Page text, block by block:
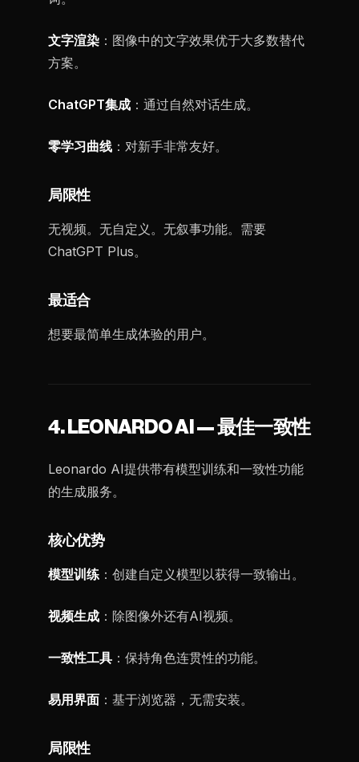
文字渲染 ：图像中的文字效果优于大多数替代
方案。
ChatGPT集成 ：通过自然对话生成。
零学习曲线 ：对新手非常友好。
局限性
无视频。无自定义。无叙事功能。需要
ChatGPT Plus。
最适合
想要最简单生成体验的用户。
4. LEONARDO AI — 最佳一致性
Leonardo AI提供带有模型训练和一致性功能
的生成服务。
核心优势
模型训练 ：创建自定义模型以获得一致输出。
视频生成 ：除图像外还有AI视频。
一致性工具 ：保持角色连贯性的功能。
易用界面 ：基于浏览器，无需安装。
局限性